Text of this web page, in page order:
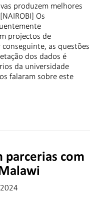
produzem melhores
Os
projectos de
as questões
dos dados é
da universidade
falaram sobre este
parcerias com